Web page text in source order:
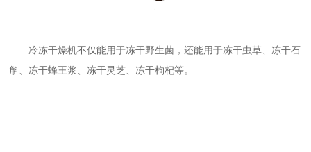
冷冻干燥机不仅能用于冻干野生菌，还能用于冻干虫草、冻干石
斛、冻干蜂王浆、冻干灵芝、冻干枸杞等。